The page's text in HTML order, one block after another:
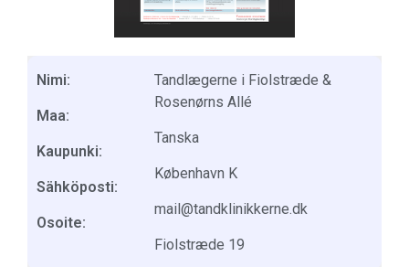
Nimi:
Maa:
Kaupunki:
Sähköposti:
Osoite:
Tandlægerne i Fiolstræde &
Rosenørns Allé
Tanska
København K
mail@tandklinikkerne.dk
Fiolstræde 19